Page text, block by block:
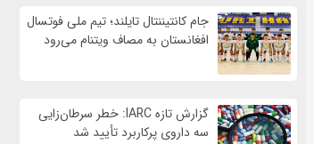
جام کانتیننتال تایلند؛ تیم ملی فوتسال
افغانستان به مصاف ویتنام می‌رود
گزارش تازه IARC: خطر سرطان‌زایی
سه داروی پرکاربرد تأیید شد